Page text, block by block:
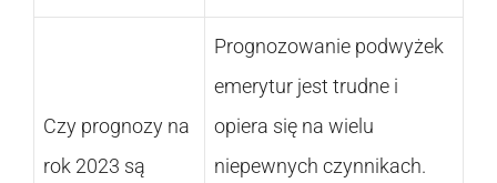
Czy prognozy na
rok 2023 są
Prognozowanie podwyżek
emerytur jest trudne i
opiera się na wielu
niepewnych czynnikach.